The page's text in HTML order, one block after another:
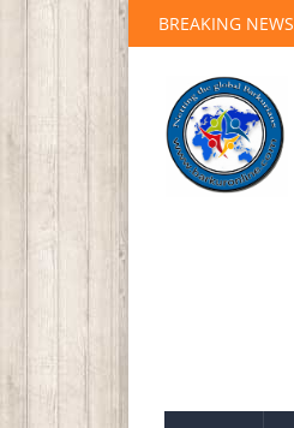
BREAKING NEWS